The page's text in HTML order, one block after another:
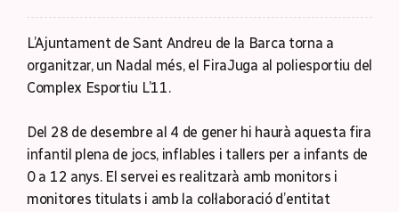
L’Ajuntament de Sant Andreu de la Barca torna a
organitzar, un Nadal més, el FiraJuga al poliesportiu del
Complex Esportiu L’11.
Del 28 de desembre al 4 de gener hi haurà aquesta fira
infantil plena de jocs, inflables i tallers per a infants de
0 a 12 anys. El servei es realitzarà amb monitors i
monitores titulats i amb la col·laboració d’entitat